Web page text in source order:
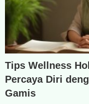
Tips Wellness
Percaya Diri
Gamis